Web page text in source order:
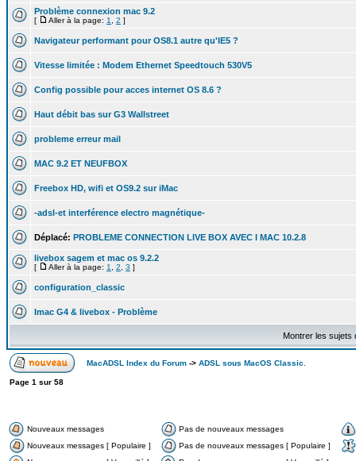
Problème connexion mac 9.2
[ Aller à la page: 1 2 ]
Navigateur performant pour OS8.1 autre qu'IE5 ?
Vitesse limitée : Modem Ethernet Speedtouch 530V5
Config possible pour acces internet OS 8.6 ?
Haut débit bas sur G3 Wallstreet
probleme erreur mail
MAC 9.2 ET NEUFBOX
Freebox HD, wifi et OS9.2 sur iMac
-adsl-et interférence electro magnétique-
Déplacé: PROBLEME CONNECTION LIVE BOX AVEC I MAC 10.2.8
livebox sagem et mac os 9.2.2
[ Aller à la page: 1 2 3 ]
configuration_classic
Imac G4 & livebox - Problème
Montrer les sujets
MacADSL Index du Forum -> ADSL sous MacOS Classic.
Page 1 sur 58
Nouveaux messages
Pas de nouveaux messages
Nouveaux messages [ Populaire ]
Pas de nouveaux messages [ Populaire ]